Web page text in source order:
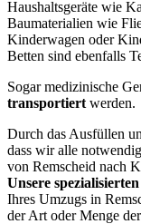
Haushaltsgeräte wie
Baumaterialien wie
Kinderwagen oder
Betten sind ebenfalls
Sogar medizinische
transportiert werden.
Durch das Ausfüllen
dass wir alle
von Remscheid nach
Unsere
Ihres Umzugs in
der Art oder Menge